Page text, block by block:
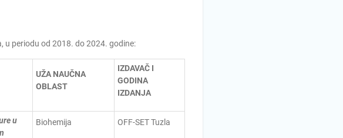
u periodu od 2018. do 2024. godine:
UŽA NAUČNA
OBLAST
IZDAVAČ I
GODINA
IZDANJA
u
Biohemija OFF-SET Tuzla